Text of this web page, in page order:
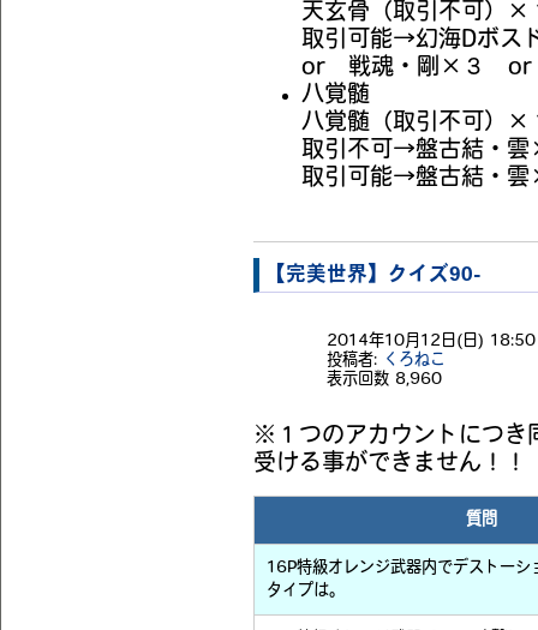
天玄骨（取引不可）
取引可能→幻海Dボス
or 戦魂・剛×３ or
八覚髄
八覚髄（取引不可）
取引不可→盤古結・
取引可能→盤古結・
【完美世界】クイズ90-
2014年10月12日(日) 18:50
投稿者:
くろねこ
表示回数 8,960
※１つのアカウントにつき
受ける事ができません！！
質問
16P特級オレンジ武器内でデストーシ
タイプは。